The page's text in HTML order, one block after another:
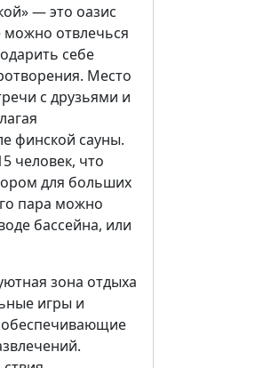
— это оазис
можно отвлечься
себе
Место
с друзьями и
финской сауны.
человек, что
для больших
пара можно
бассейна, или
зона отдыха
игры и
обеспечивающие